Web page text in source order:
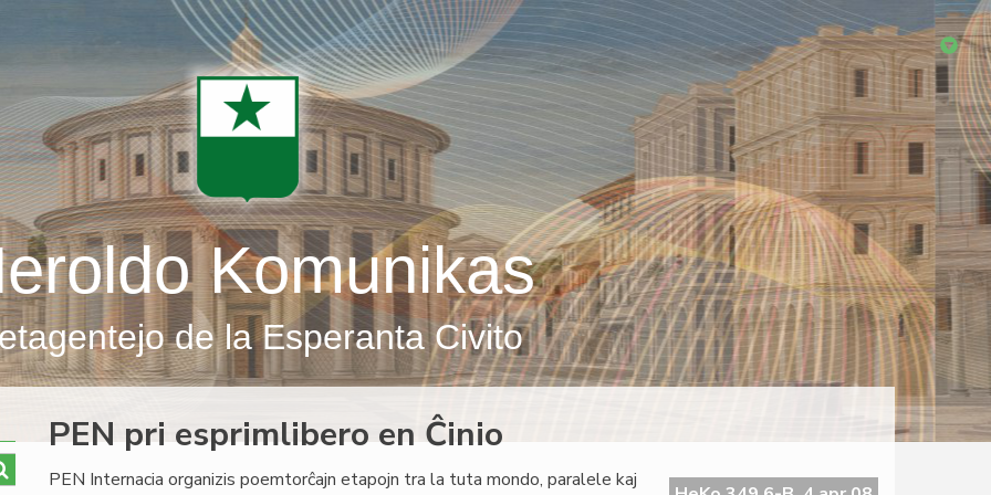
Komunikas
de la Esperanta Civito
PEN pri esprimlibero en Ĉinio
PEN Internacia organizis poemtorĉajn etapojn tra la tuta mondo, paralele kaj